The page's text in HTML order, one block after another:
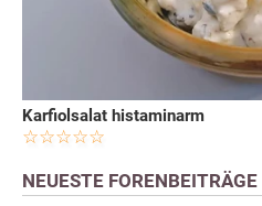
Karfiolsalat histaminarm
NEUESTE FORENBEITRÄGE